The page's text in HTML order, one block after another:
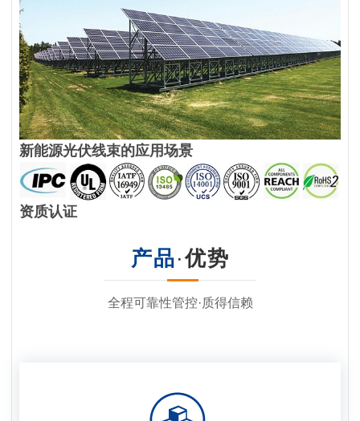
新能源光伏线束的应用场景
资质认证
产品·优势
全程可靠性管控·质得信赖